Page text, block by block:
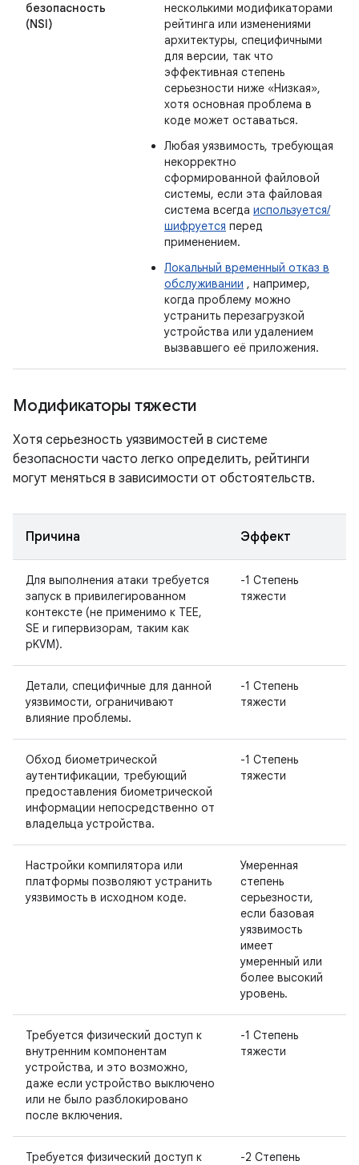
безопасность
(NSI)
несколькими модификаторами
рейтинга или изменениями
архитектуры, специфичными
для версии, так что
эффективная степень
серьезности ниже «Низкая»,
хотя основная проблема в
коде может оставаться.
Любая уязвимость, требующая
некорректно
сформированной файловой
системы, если эта файловая
система всегда используется/
шифруется перед
применением.
Локальный временный отказ в
обслуживании , например,
когда проблему можно
устранить перезагрузкой
устройства или удалением
вызвавшего её приложения.
Модификаторы тяжести
Хотя серьезность уязвимостей в системе
безопасности часто легко определить, рейтинги
могут меняться в зависимости от обстоятельств.
Причина Эффект
Для выполнения атаки требуется
запуск в привилегированном
контексте (не применимо к TEE,
SE и гипервизорам, таким как
pKVM).
-1 Степень
тяжести
Детали, специфичные для данной
уязвимости, ограничивают
влияние проблемы.
-1 Степень
тяжести
Обход биометрической
аутентификации, требующий
предоставления биометрической
информации непосредственно от
владельца устройства.
-1 Степень
тяжести
Настройки компилятора или
платформы позволяют устранить
уязвимость в исходном коде.
Умеренная
степень
серьезности,
если базовая
уязвимость
имеет
умеренный или
более высокий
уровень.
Требуется физический доступ к
внутренним компонентам
устройства, и это возможно,
даже если устройство выключено
или не было разблокировано
после включения.
-1 Степень
тяжести
Требуется физический доступ к
-2 Степень